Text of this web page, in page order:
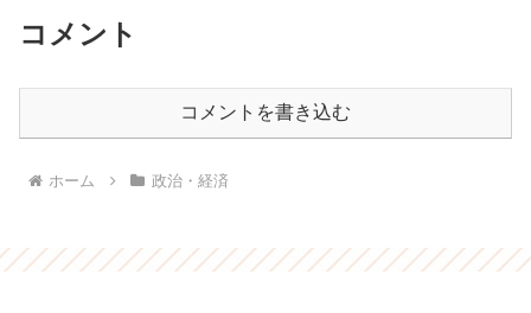
コメント
コメントを書き込む
ホーム 政治・経済